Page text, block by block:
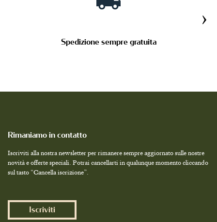
Spedizione sempre gratuita
›
Rimaniamo in contatto
Iscriviti alla nostra newsletter per rimanere sempre aggiornato sulle nostre
novità e offerte speciali. Potrai cancellarti in qualunque momento cliccando
sul tasto “Cancella iscrizione”.
Iscriviti